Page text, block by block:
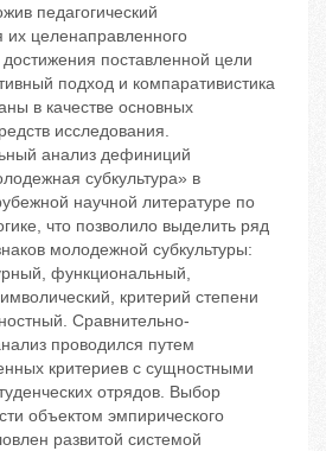
педагогический
их целенаправленного
поставленной цели
подход и компаративистика
в качестве основных
исследования.
анализ дефиниций
субкультура» в
научной литературе по
что позволило выделить ряд
молодежной субкультуры:
функциональный,
критерий степени
Сравнительно-
проводился путем
критериев с сущностными
отрядов. Выбор
объектом эмпирического
развитой системой